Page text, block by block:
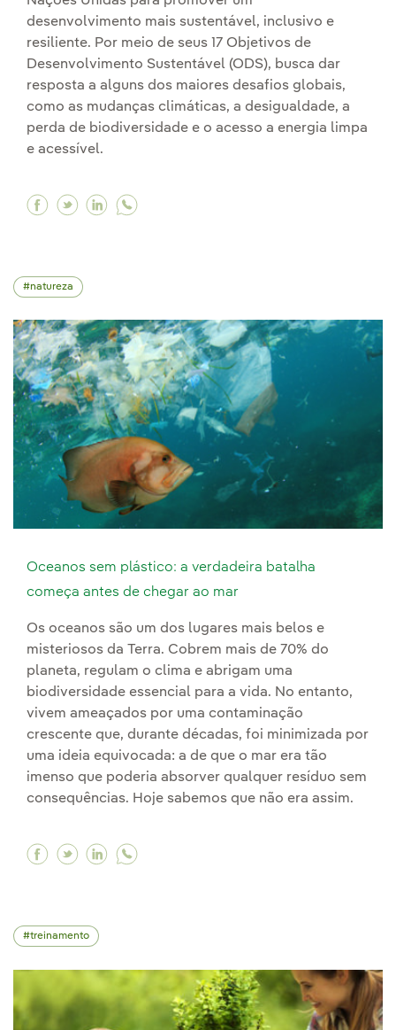
desenvolvimento mais sustentável, inclusivo e
resiliente. Por meio de seus 17 Objetivos de
Desenvolvimento Sustentável (ODS), busca dar
resposta a alguns dos maiores desafios globais,
como as mudanças climáticas, a desigualdade, a
perda de biodiversidade e o acesso a energia limpa
e acessível.
Facebook A importância da Agenda 2030 e
Twitter A importância da Agenda 2030 e
Linkedin A importância da Agenda
natureza
Oceanos sem plástico: a verdadeira batalha
começa antes de chegar ao mar
Os oceanos são um dos lugares mais belos e
misteriosos da Terra. Cobrem mais de 70% do
planeta, regulam o clima e abrigam uma
biodiversidade essencial para a vida. No entanto,
vivem ameaçados por uma contaminação
crescente que, durante décadas, foi minimizada por
uma ideia equivocada: a de que o mar era tão
imenso que poderia absorver qualquer resíduo sem
consequências. Hoje sabemos que não era assim.
Facebook Oceanos sem plástico: a
Twitter Oceanos sem plástico: a
Linkedin Oceanos sem plástico: a
treinamento